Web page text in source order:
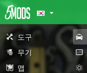
도구
무기
맵